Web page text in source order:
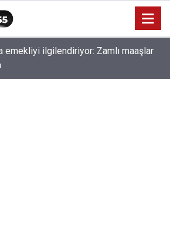
emekliyi ilgilendiriyor: Zamlı maaşlar